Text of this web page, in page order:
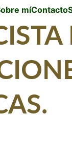
míContacto